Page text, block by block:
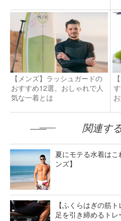
【メンズ】ラッシュガードの
おすすめ12選。おしゃれで人
気な一着とは
関連す
夏にモテる水着は
ンズ】
【ふくらはぎの筋
足を引き締めるトレ